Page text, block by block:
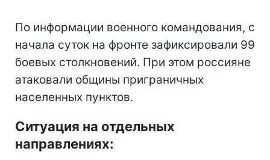
По информации военного командования, с
начала суток на фронте зафиксировали 99
боевых столкновений. При этом россияне
атаковали общины приграничных
населенных пунктов.
Ситуация на отдельных
направлениях: